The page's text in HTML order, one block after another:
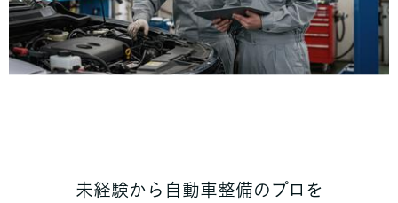
未経験から自動車整備のプロを